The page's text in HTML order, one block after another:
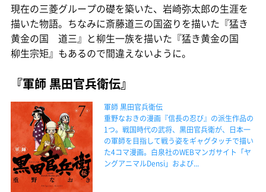
現在の三菱グループの礎を築いた、岩崎弥太郎の生涯を
描いた物語。ちなみに斎藤道三の国盗りを描いた『猛き
黄金の国 道三』と柳生一族を描いた『猛き黄金の国
柳生宗矩』もあるので間違えないように。
『軍師 黒田官兵衛伝』
軍師 黒田官兵衛伝
重野なおきの漫画『信長の忍び』の派生作品の
1つ。戦国時代の武将、黒田官兵衛が、日本一
の軍師を目指して戦う姿をギャグタッチで描い
た4コマ漫画。白泉社のWEBマンガサイト「ヤ
ングアニマルDensi」および...